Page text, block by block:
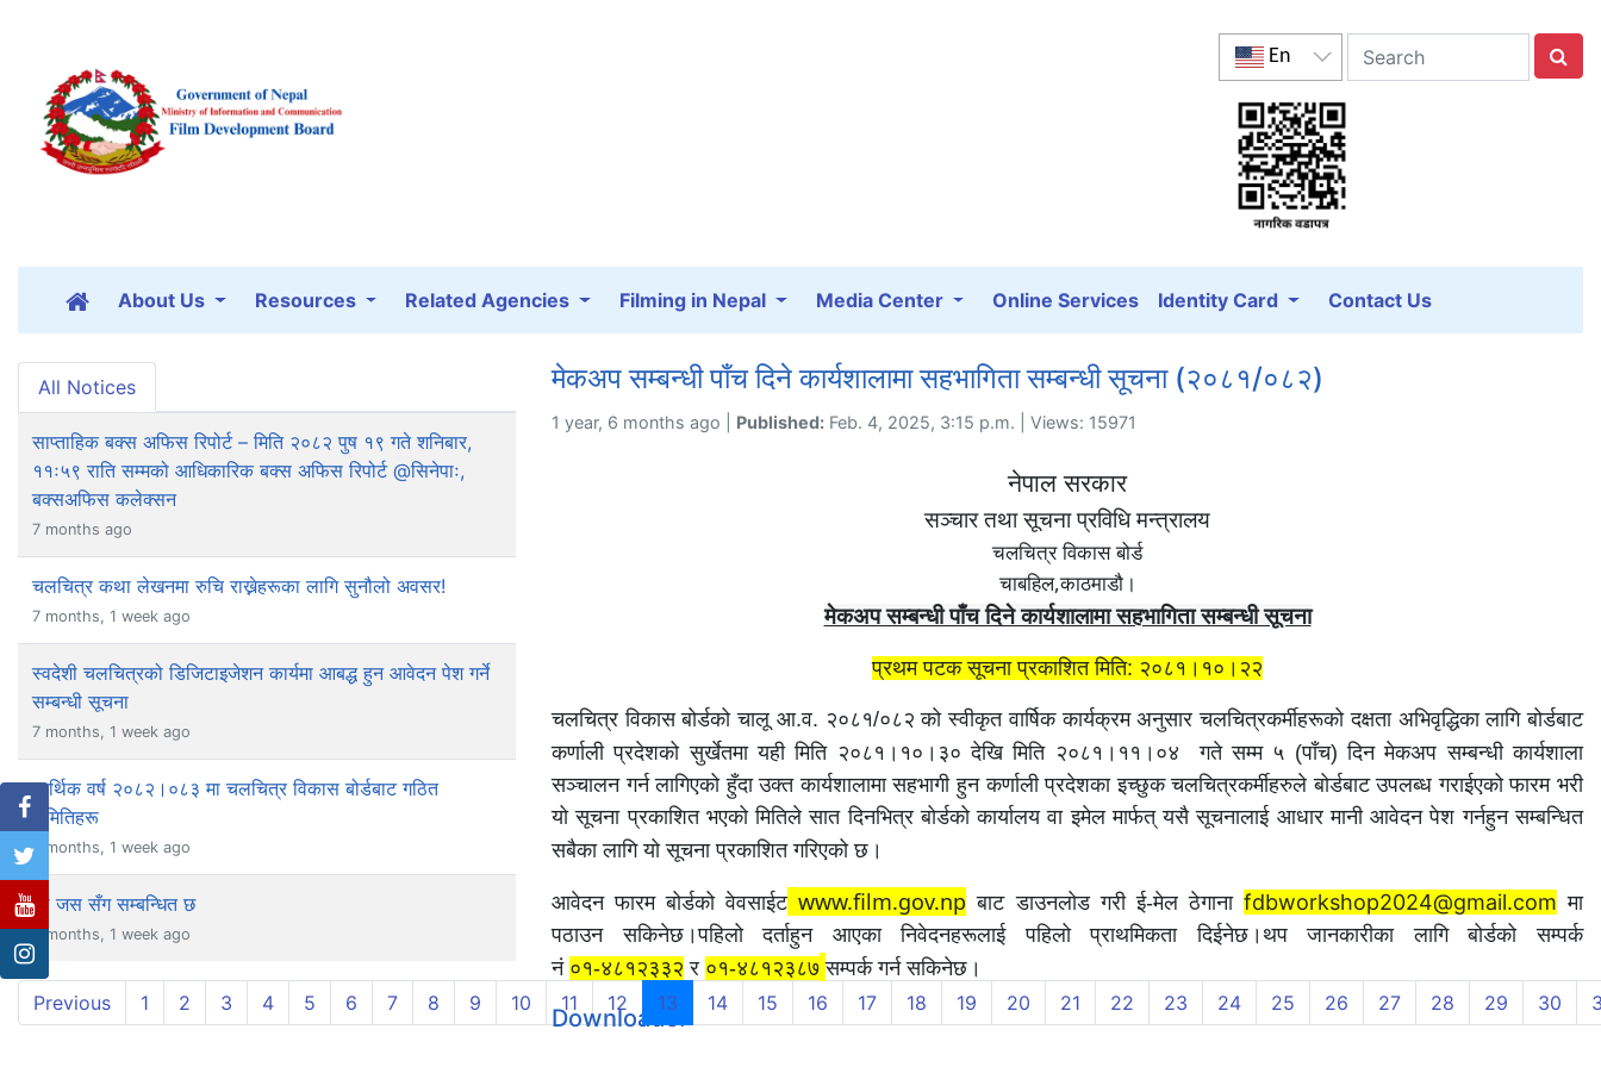
En
About Us Resources Related Agencies Filming in Nepal Media Center Online Services Identity Card Contact Us
All Notices
साप्ताहिक बक्स अफिस रिपोर्ट – मिति २०८२ पुष १९ गते शनिबार,
११ः५९ राति सम्मको आधिकारिक बक्स अफिस रिपोर्ट @सिनेपाः,
बक्सअफिस कलेक्सन
7 months ago
चलचित्र कथा लेखनमा रुचि राख्नेहरूका लागि सुनौलो अवसर!
7 months, 1 week ago
स्वदेशी चलचित्रको डिजिटाइजेशन कार्यमा आबद्ध हुन आवेदन पेश गर्ने
सम्बन्धी सूचना
7 months, 1 week ago
आर्थिक वर्ष २०८२।०८३ मा चलचित्र विकास बोर्डबाट गठित
समितिहरू
7 months, 1 week ago
जो जस सँग सम्बन्धित छ
7 months, 1 week ago
Previous 1 2 3 4 5 6 7 8 9 10 11 12 13 (current)
14 15 16 17 18 19 20 21 22 23 24 25 26 27 28 29 30
मेकअप सम्बन्धी पाँच दिने कार्यशालामा सहभागिता सम्बन्धी सूचना (२०८१/०८२)
1 year, 6 months ago | Published: Feb. 4, 2025, 3:15 p.m. | Views: 15971
नेपाल सरकार
सञ्चार तथा सूचना प्रविधि मन्त्रालय
चलचित्र विकास बोर्ड
चाबहिल,काठमाडौ।
मेकअप सम्बन्धी पाँच दिने कार्यशालामा सहभागिता सम्बन्धी सूचना
प्रथम पटक सूचना प्रकाशित मिति: २०८१।१०।२२
चलचित्र विकास बोर्डको चालू आ.व. २०८१/०८२ को स्वीकृत वार्षिक कार्यक्रम अनुसार चलचित्रकर्मीहरूको दक्षता अभिवृद्धिका लागि बोर्डबाट
कर्णाली प्रदेशको सुर्खेतमा यही मिति २०८१।१०।३० देखि मिति २०८१।११।०४
गते सम्म ५ (पाँच) दिन मेकअप सम्बन्धी कार्यशाला
सञ्चालन गर्न लागिएको हुँदा उक्त कार्यशालामा सहभागी हुन कर्णाली प्रदेशका इच्छुक चलचित्रकर्मीहरुले बोर्डबाट उपलब्ध गराईएको फारम भरी
यो सूचना प्रकाशित भएको मितिले सात दिनभित्र बोर्डको कार्यालय वा इमेल मार्फत् यसै सूचनालाई आधार मानी आवेदन पेश गर्नहुन सम्बन्धित
सबैका लागि यो सूचना प्रकाशित गरिएको छ।
आवेदन फारम बोर्डको वेवसाईट www.film.gov.np बाट डाउनलोड गरी ई-मेल ठेगाना fdbworkshop2024@gmail.com मा
पठाउन सकिनेछ।पहिलो दर्ताहुन आएका निवेदनहरूलाई पहिलो प्राथमिकता दिईनेछ।थप जानकारीका लागि बोर्डको सम्पर्क
नं ०१-४८१२३३२ र ०१-४८१२३८७ सम्पर्क गर्न सकिनेछ।
Downloads: